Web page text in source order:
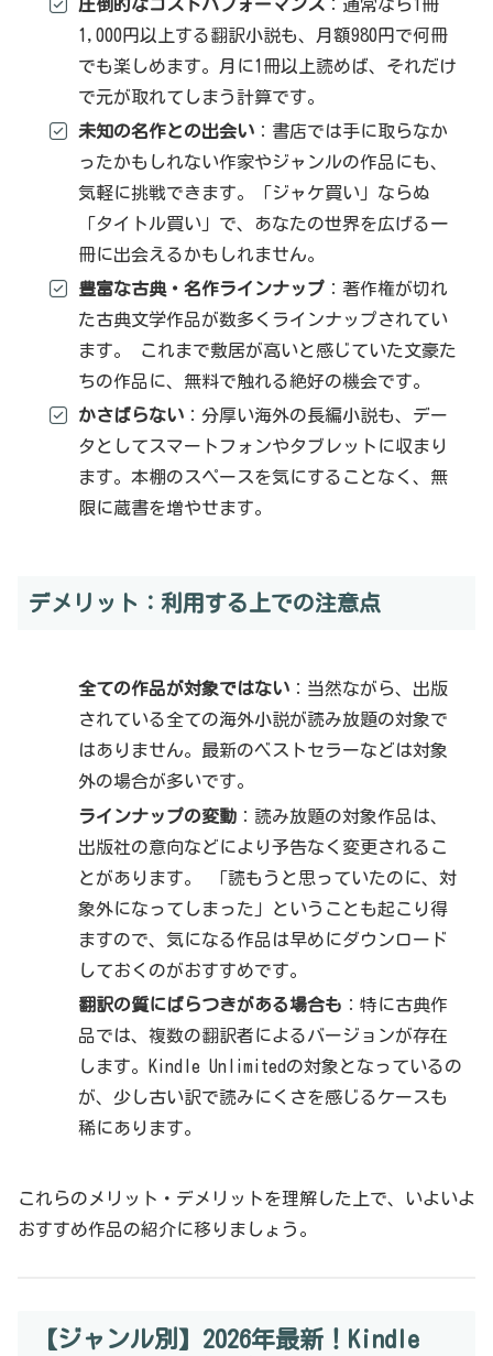
圧倒的なコストパフォーマンス ：通常なら1冊
1,000円以上する翻訳小説も、月額980円で何冊
でも楽しめます。月に1冊以上読めば、それだけ
で元が取れてしまう計算です。
未知の名作との出会い：書店では手に取らなか
ったかもしれない作家やジャンルの作品にも、
気軽に挑戦できます。「ジャケ買い」ならぬ
「タイトル買い」で、あなたの世界を広げる一
冊に出会えるかもしれません。
豊富な古典・名作ラインナップ：著作権が切れ
た古典文学作品が数多くラインナップされてい
ます。 これまで敷居が高いと感じていた文豪た
ちの作品に、無料で触れる絶好の機会です。
かさばらない：分厚い海外の長編小説も、デー
タとしてスマートフォンやタブレットに収まり
ます。本棚のスペースを気にすることなく、無
限に蔵書を増やせます。
デメリット：利用する上での注意点
全ての作品が対象ではない：当然ながら、出版
されている全ての海外小説が読み放題の対象で
はありません。最新のベストセラーなどは対象
外の場合が多いです。
ラインナップの変動：読み放題の対象作品は、
出版社の意向などにより予告なく変更されるこ
とがあります。 「読もうと思っていたのに、対
象外になってしまった」ということも起こり得
ますので、気になる作品は早めにダウンロード
しておくのがおすすめです。
翻訳の質にばらつきがある場合も ：特に古典作
品では、複数の翻訳者によるバージョンが存在
します。Kindle Unlimitedの対象となっているの
が、少し古い訳で読みにくさを感じるケースも
稀にあります。
これらのメリット・デメリットを理解した上で、いよいよ
おすすめ作品の紹介に移りましょう。
【ジャンル別】2026年最新！Kindle